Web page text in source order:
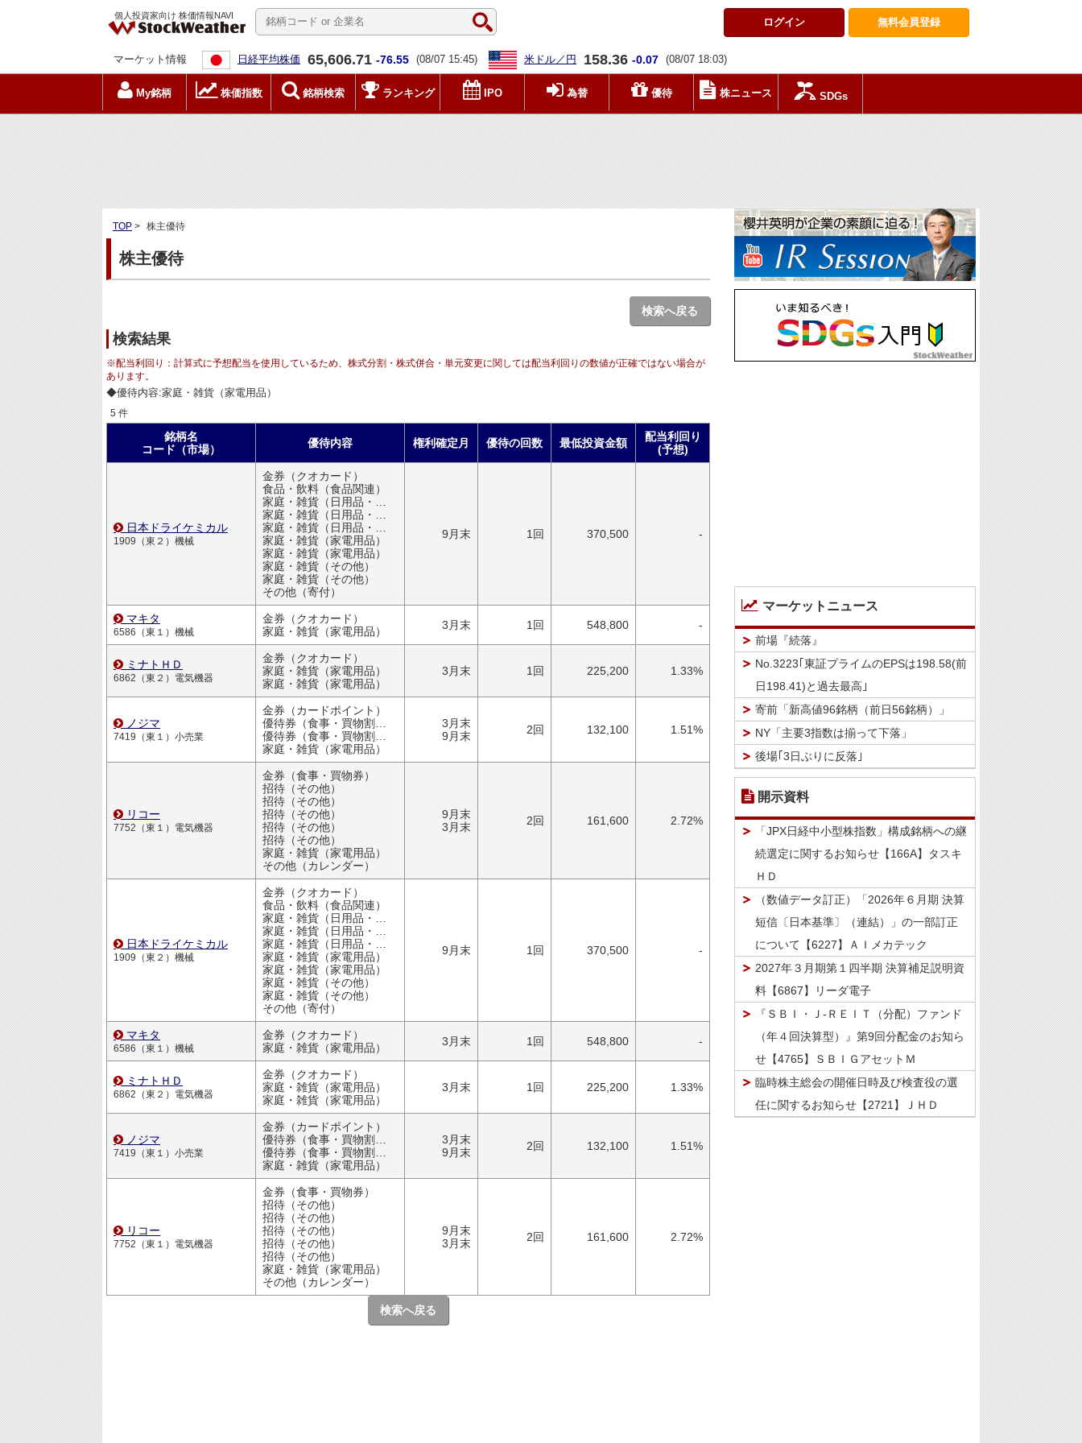
個人投資家向け 株価情報NAVI
無料会員登録
ログイン
マーケット情報 日経平均株価 65,606.71 -76.55 (08/07 15:45) 米ドル／円 158.36 -0.07 (08/07 18:03)
My銘柄 株価指数 銘柄検索 ランキング IPO 為替 優待 株ニュース SDGs
TOP > 株主優待
株主優待
検索へ戻る
検索結果
※配当利回り：計算式に予想配当を使用しているため、株式分割・株式併合・単元変更に関しては配当利回りの数値が正確ではない場合が
あります。
◆優待内容:家庭・雑貨（家電用品）
5 件
銘柄名
コード（市場）
優待内容 権利確定月 優待の回数 最低投資金額
配当利回り
(予想)
日本ドライケミカル
1909（東２）機械
金券（クオカード）
食品・飲料（食品関連）
家庭・雑貨（日用品・文房具）
家庭・雑貨（日用品・文房具）
家庭・雑貨（日用品・文房具）
家庭・雑貨（家電用品）
家庭・雑貨（家電用品）
家庭・雑貨（その他）
家庭・雑貨（その他）
その他（寄付）
9月末 1回 370,500 -
マキタ
6586（東１）機械
金券（クオカード）
家庭・雑貨（家電用品）
3月末 1回 548,800 -
ミナトＨＤ
6862（東２）電気機器
金券（クオカード）
家庭・雑貨（家電用品）
家庭・雑貨（家電用品）
3月末 1回 225,200 1.33%
ノジマ
7419（東１）小売業
金券（カードポイント）
優待券（食事・買物割引券）
優待券（食事・買物割引券）
家庭・雑貨（家電用品）
3月末
9月末
2回 132,100 1.51%
リコー
7752（東１）電気機器
金券（食事・買物券）
招待（その他）
招待（その他）
招待（その他）
招待（その他）
招待（その他）
家庭・雑貨（家電用品）
その他（カレンダー）
9月末
3月末
2回 161,600 2.72%
日本ドライケミカル
1909（東２）機械
金券（クオカード）
食品・飲料（食品関連）
家庭・雑貨（日用品・文房具）
家庭・雑貨（日用品・文房具）
家庭・雑貨（日用品・文房具）
家庭・雑貨（家電用品）
家庭・雑貨（家電用品）
家庭・雑貨（その他）
家庭・雑貨（その他）
その他（寄付）
9月末 1回 370,500 -
マキタ
6586（東１）機械
金券（クオカード）
家庭・雑貨（家電用品）
3月末 1回 548,800 -
ミナトＨＤ
6862（東２）電気機器
金券（クオカード）
家庭・雑貨（家電用品）
家庭・雑貨（家電用品）
3月末 1回 225,200 1.33%
ノジマ
7419（東１）小売業
金券（カードポイント）
優待券（食事・買物割引券）
優待券（食事・買物割引券）
家庭・雑貨（家電用品）
3月末
9月末
2回 132,100 1.51%
リコー
7752（東１）電気機器
金券（食事・買物券）
招待（その他）
招待（その他）
招待（その他）
招待（その他）
招待（その他）
家庭・雑貨（家電用品）
その他（カレンダー）
9月末
3月末
2回 161,600 2.72%
検索へ戻る
マーケットニュース
前場『続落』
No.3223｢東証プライムのEPSは198.58(前
日198.41)と過去最高｣
寄前「新高値96銘柄（前日56銘柄）」
NY「主要3指数は揃って下落」
後場｢3日ぶりに反落｣
開示資料
「JPX日経中小型株指数」構成銘柄への継
続選定に関するお知らせ【166A】タスキ
ＨＤ
（数値データ訂正）「2026年６月期 決算
短信〔日本基準〕（連結）」の一部訂正
について【6227】ＡＩメカテック
2027年３月期第１四半期 決算補足説明資
料【6867】リーダ電子
『ＳＢＩ・Ｊ-ＲＥＩＴ（分配）ファンド
（年４回決算型）』第9回分配金のお知ら
せ【4765】ＳＢＩＧアセットＭ
臨時株主総会の開催日時及び検査役の選
任に関するお知らせ【2721】ＪＨＤ